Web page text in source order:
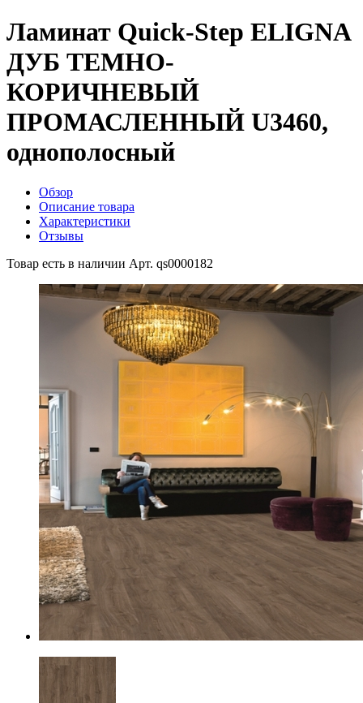
Ламинат Quick-Step ELIGNA
ДУБ ТЕМНО-
КОРИЧНЕВЫЙ
ПРОМАСЛЕННЫЙ U3460,
однополосный
Обзор
Описание товара
Характеристики
Отзывы
Товар есть в наличии Арт. qs0000182